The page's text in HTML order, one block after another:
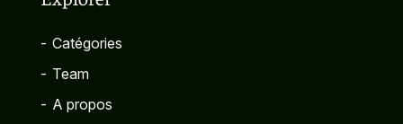
- Catégories
- Team
- A propos